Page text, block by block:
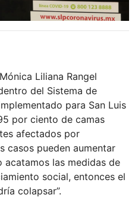
Liliana Rangel
del Sistema de
para San Luis
por ciento de camas
afectados por
casos pueden aumentar
acatamos las medidas de
social, entonces el
colapsar”.